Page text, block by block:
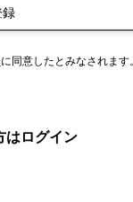
に同意したとみなされます。
はログイン